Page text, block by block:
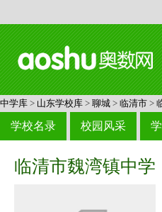
中学库 > 山东学校库 > 聊城 > 临清市 >
学校名录 校园风采
临清市魏湾镇中学